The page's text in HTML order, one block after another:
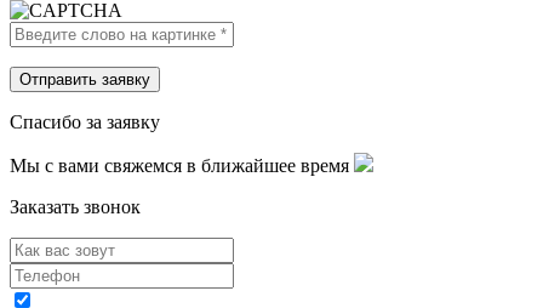
Спасибо за заявку
Мы с вами свяжемся в ближайшее время
Заказать звонок